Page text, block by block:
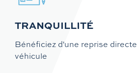
TRANQUILLITÉ
Bénéficiez d'une reprise
véhicule